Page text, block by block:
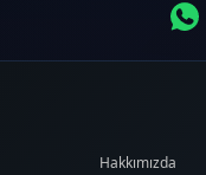
Hakkımızda